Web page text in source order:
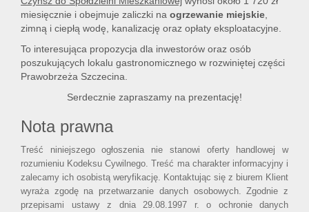
miesięcznie i obejmuje zaliczki na ogrzewanie miejskie,
zimną i ciepłą wodę, kanalizację oraz opłaty eksploatacyjne.
To interesująca propozycja dla inwestorów oraz osób
poszukujących lokalu gastronomicznego w rozwiniętej części
Prawobrzeża Szczecina.
Serdecznie zapraszamy na prezentację!
Nota prawna
Treść niniejszego ogłoszenia nie stanowi oferty handlowej w
rozumieniu Kodeksu Cywilnego. Treść ma charakter informacyjny i
zalecamy ich osobistą weryfikację. Kontaktując się z biurem Klient
wyraża zgodę na przetwarzanie danych osobowych. Zgodnie z
przepisami ustawy z dnia 29.08.1997 r. o ochronie danych